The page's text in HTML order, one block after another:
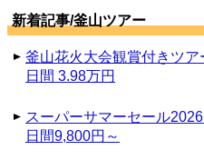
新着記事/釜山ツアー
釜山花火大会観賞付きツ
日間 3.98万円
スーパーサマーセール
日間9,800円～